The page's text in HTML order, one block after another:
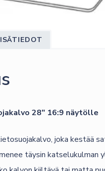
28″ 16:9 näytölle
joka kestää
täysin